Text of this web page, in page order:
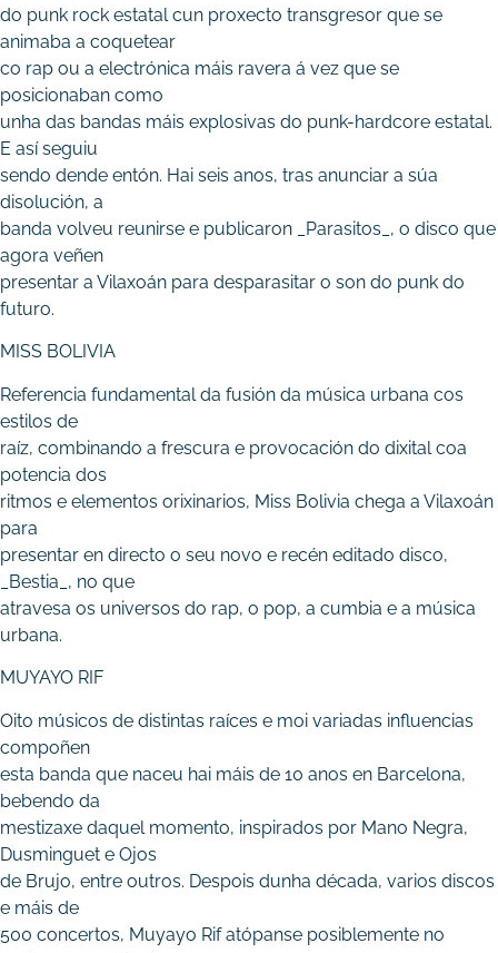
do punk rock estatal cun proxecto transgresor que se
animaba a coquetear
co rap ou a electrónica máis ravera á vez que se
posicionaban como
unha das bandas máis explosivas do punk-hardcore estatal.
E así seguiu
sendo dende entón. Hai seis anos, tras anunciar a súa
disolución, a
banda volveu reunirse e publicaron _Parasitos_, o disco que
agora veñen
presentar a Vilaxoán para desparasitar o son do punk do
futuro.
MISS BOLIVIA
Referencia fundamental da fusión da música urbana cos
estilos de
raíz, combinando a frescura e provocación do dixital coa
potencia dos
ritmos e elementos orixinarios, Miss Bolivia chega a Vilaxoán
para
presentar en directo o seu novo e recén editado disco,
_Bestia_, no que
atravesa os universos do rap, o pop, a cumbia e a música
urbana.
MUYAYO RIF
Oito músicos de distintas raíces e moi variadas influencias
compoñen
esta banda que naceu hai máis de 10 anos en Barcelona,
bebendo da
mestizaxe daquel momento, inspirados por Mano Negra,
Dusminguet e Ojos
de Brujo, entre outros. Despois dunha década, varios discos
e máis de
500 concertos, Muyayo Rif atópanse posiblemente no